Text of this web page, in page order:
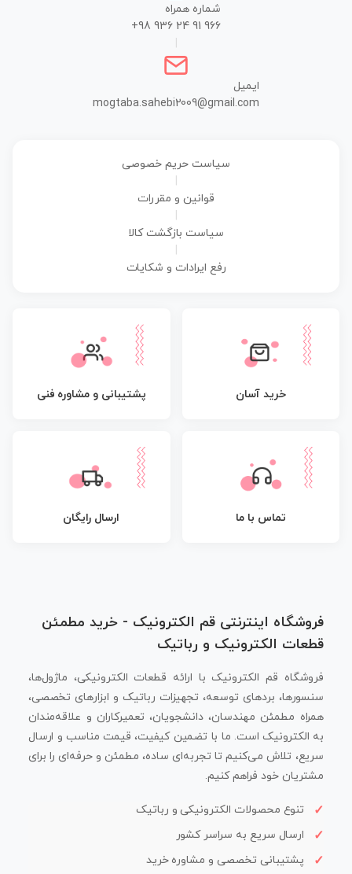
شماره همراه
+98 936 24 91 966
ایمیل
mogtaba.sahebi2009@gmail.com
سیاست حریم خصوصی
قوانین و مقررات
سیاست بازگشت کالا
رفع ایرادات و شکایات
خرید آسان پشتیبانی و مشاوره فنی
تماس با ما ارسال رایگان
فروشگاه اینترنتی قم الکترونیک - خرید مطمئن
قطعات الکترونیک و رباتیک
فروشگاه قم الکترونیک با ارائه قطعات الکترونیکی، ماژول‌ها،
سنسورها، بردهای توسعه، تجهیزات رباتیک و ابزارهای تخصصی،
همراه مطمئن مهندسان، دانشجویان، تعمیرکاران و علاقه‌مندان
به الکترونیک است. ما با تضمین کیفیت، قیمت مناسب و ارسال
سریع، تلاش می‌کنیم تا تجربه‌ای ساده، مطمئن و حرفه‌ای را برای
مشتریان خود فراهم کنیم.
تنوع محصولات الکترونیکی و رباتیک
ارسال سریع به سراسر کشور
پشتیبانی تخصصی و مشاوره خرید